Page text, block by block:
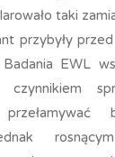
taki
przybyły
Badania EWL
czynnikiem